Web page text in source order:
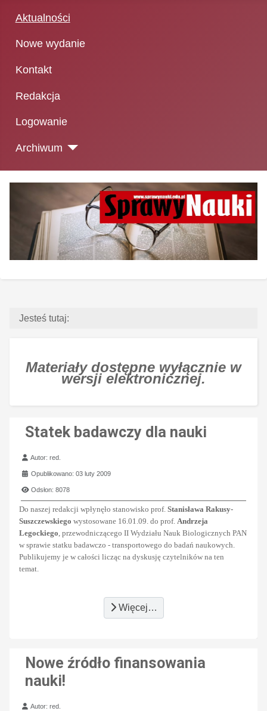
Aktualności
Nowe wydanie
Kontakt
Redakcja
Logowanie
Archiwum
Jesteś tutaj:
Materiały dostępne wyłącznie w
wersji elektronicznej.
Statek badawczy dla nauki
Szczegóły
Autor:red.
Opublikowano: 03 luty 2009
Odsłon: 8078
Do naszej redakcji wpłynęło stanowisko prof. Stanisława Rakusy-
Suszczewskiego wystosowane 16.01.09. do prof. Andrzeja
Legockiego, przewodniczącego II Wydziału Nauk Biologicznych PAN
w sprawie statku badawczo - transportowego do badań naukowych.
Publikujemy je w całości licząc na dyskusję czytelników na ten
temat.
Więcej…
Nowe źródło finansowania
nauki!
Szczegóły
Autor:red.